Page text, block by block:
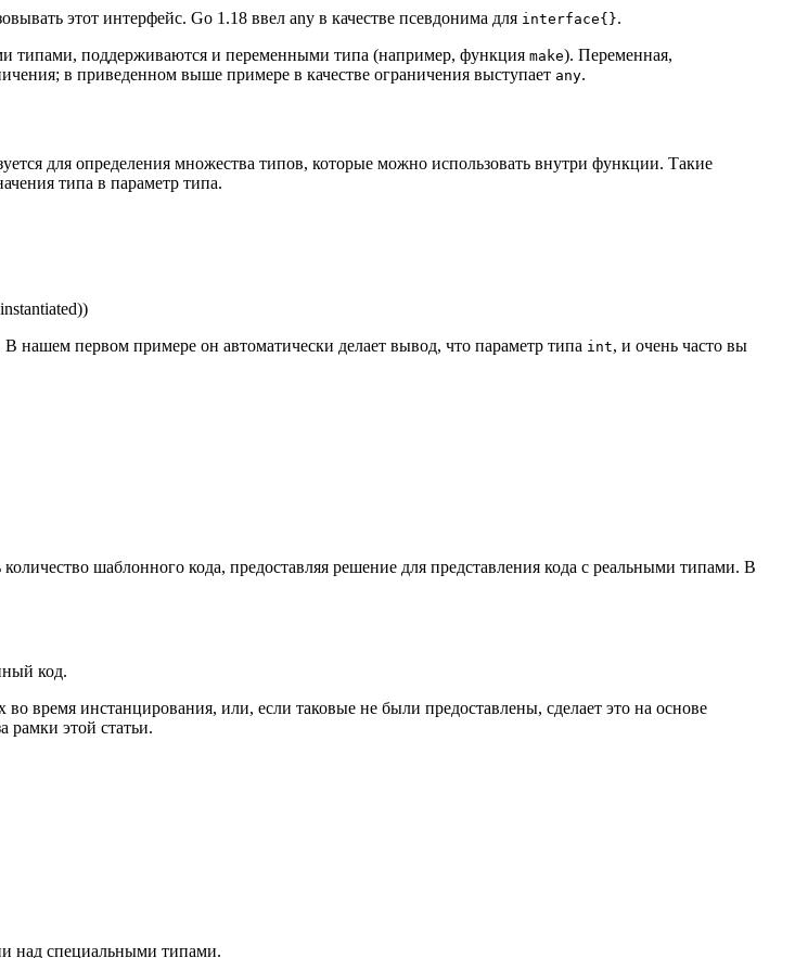
этот интерфейс. Go 1.18 ввел any в качестве псевдонима для interface{}.
поддерживаются и переменными типа (например, функция make). Переменная,
в приведенном выше примере в качестве ограничения выступает any.
для определения множества типов, которые можно использовать внутри функции. Такие
типа в параметр типа.
первом примере он автоматически делает вывод, что параметр типа int, и очень часто вы
шаблонного кода, предоставляя решение для представления кода с реальными типами. В
код.
время инстанцирования, или, если таковые не были предоставлены, сделает это на основе
рамки этой статьи.
над специальными типами.